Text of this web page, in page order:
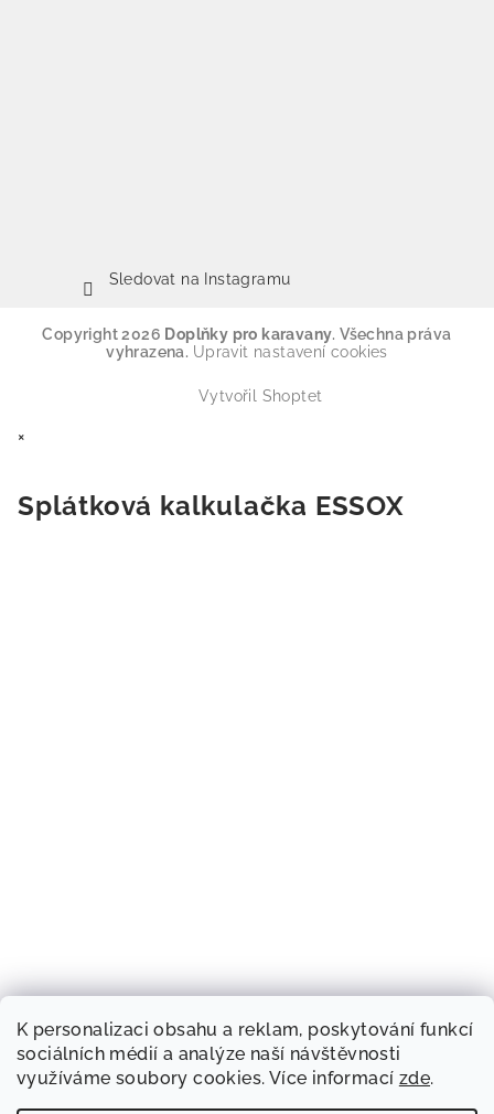
K personalizaci obsahu a reklam, poskytování funkcí
sociálních médií a analýze naší návštěvnosti
využíváme soubory cookies. Více informací zde.
Sledovat na Instagramu
Copyright 2026 Doplňky pro karavany. Všechna práva
vyhrazena. Upravit nastavení cookies
Vytvořil Shoptet
×
Splátková kalkulačka ESSOX